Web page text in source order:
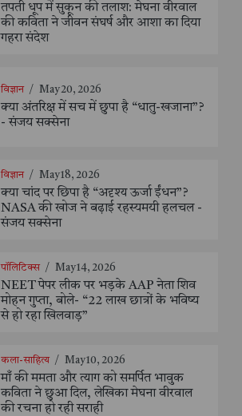
तपती धूप में सुकून की तलाश: मेघना वीरवाल
की कविता ने जीवन संघर्ष और आशा का दिया
गहरा संदेश
विज्ञान / May 20, 2026
क्या अंतरिक्ष में सच में छुपा है “धातु-खजाना”?
- संजय सक्सेना
विज्ञान / May 18, 2026
क्या चांद पर छिपा है “अदृश्य ऊर्जा ईंधन”?
NASA की खोज ने बढ़ाई रहस्यमयी हलचल -
संजय सक्सेना
पॉलिटिक्स / May 14, 2026
NEET पेपर लीक पर भड़के AAP नेता शिव
मोहन गुप्ता, बोले- “22 लाख छात्रों के भविष्य
से हो रहा खिलवाड़”
कला-साहित्य / May 10, 2026
माँ की ममता और त्याग को समर्पित भावुक
कविता ने छुआ दिल, लेखिका मेघना वीरवाल
की रचना हो रही सराही